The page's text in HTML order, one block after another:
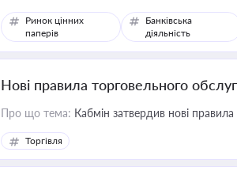
Ринок цінних
паперів
Банківська
діяльність
Нові правила торговельного
Про що тема: Кабмін затвердив нові
Торгівля